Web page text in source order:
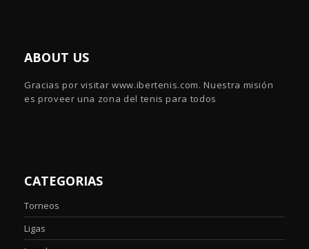
ABOUT US
Gracias por visitar www.ibertenis.com. Nuestra misión
es proveer una zona del tenis para todos
CATEGORIAS
Torneos
Ligas